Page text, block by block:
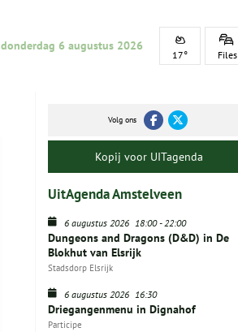
donderdag 6 augustus 2026
17° Files
Volg ons
Kopij voor UITagenda
UitAgenda Amstelveen
6 augustus 2026 18:00-22:00
Dungeons and Dragons (D&D) in De
Blokhut van Elsrijk
Stadsdorp Elsrijk
6 augustus 2026 16:30
Driegangenmenu in Dignahof
Participe